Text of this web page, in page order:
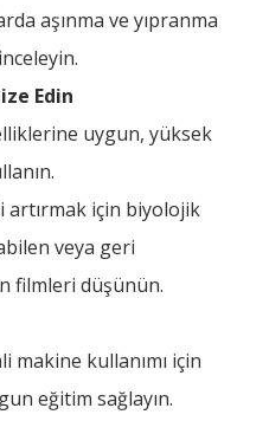
aşınma ve yıpranma
Edin
uygun, yüksek
için biyolojik
veya geri
filmleri düşünün.
makine kullanımı için
eğitim sağlayın.